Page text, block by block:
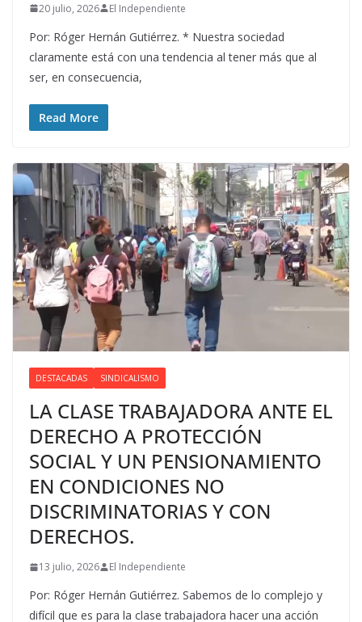
20 julio, 2026 El Independiente
Por: Róger Hernán Gutiérrez. * Nuestra sociedad
claramente está con una tendencia al tener más que al
ser, en consecuencia,
Read More
DESTACADAS SINDICALISMO
LA CLASE TRABAJADORA ANTE EL
DERECHO A PROTECCIÓN
SOCIAL Y UN PENSIONAMIENTO
EN CONDICIONES NO
DISCRIMINATORIAS Y CON
DERECHOS.
13 julio, 2026 El Independiente
Por: Róger Hernán Gutiérrez. Sabemos de lo complejo y
difícil que es para la clase trabajadora hacer una acción